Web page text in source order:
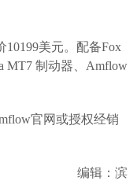
10199美元。配备Fox
MT7 制动器、Amflow
官网或授权经销
编辑：滨